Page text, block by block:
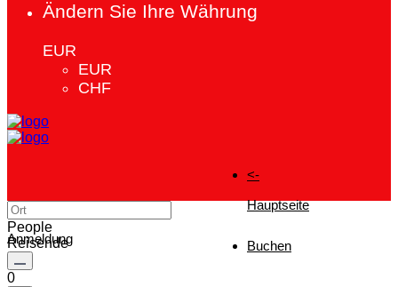
Ändern Sie Ihre Währung
EUR
EUR
CHF
<-
Hauptseite
Buchen
Anmeldung
People
Reisende
0